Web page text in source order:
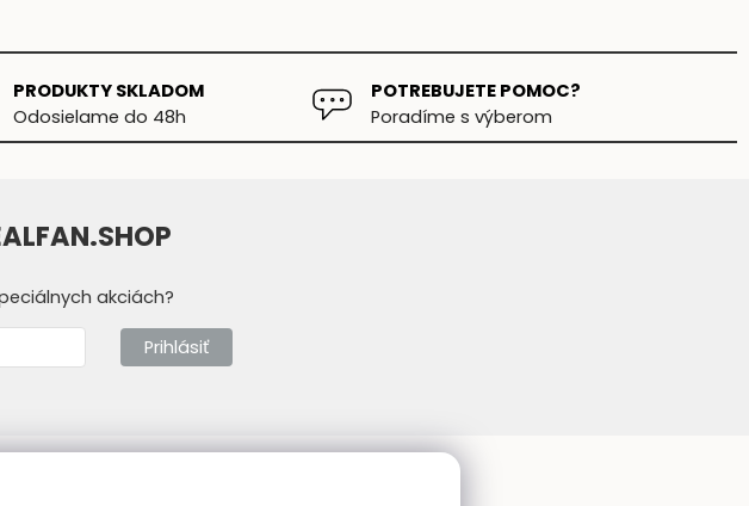
PRODUKTY SKLADOM
Odosielame do 48h
POTREBUJETE POMOC?
Poradíme s výberom
akciách?
Prihlásiť